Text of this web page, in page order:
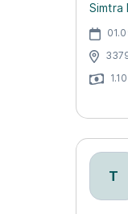
Simtra
T